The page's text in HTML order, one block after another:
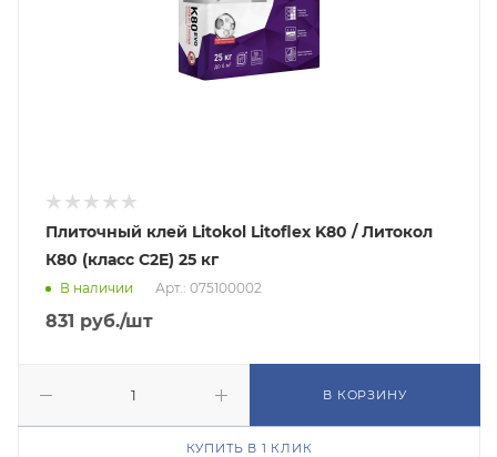
Плиточный клей Litokol Litoflex K80 / Литокол
К80 (класс С2E) 25 кг
В наличии Арт.: 075100002
831 руб./шт
В КОРЗИНУ
КУПИТЬ В 1 КЛИК